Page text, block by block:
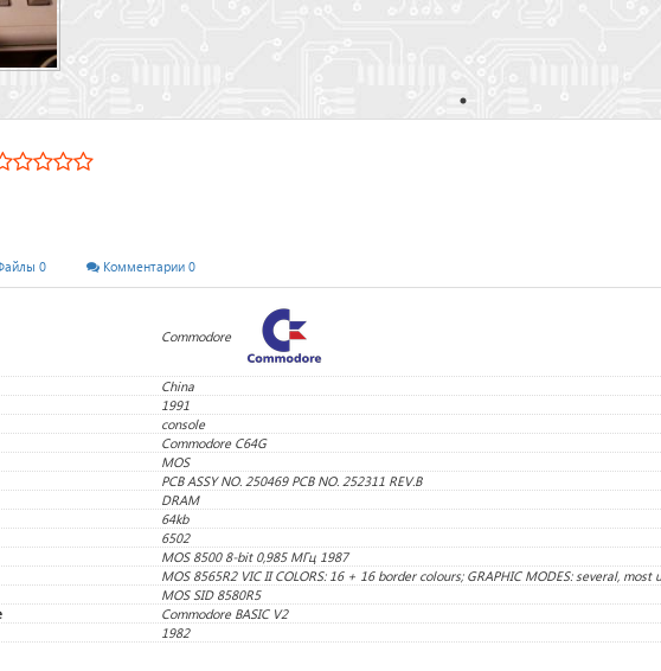
0 Комментарии 0
Commodore
China
1991
console
Commodore C64G
MOS
PCB ASSY NO. 250469 PCB NO. 252311 REV.B
DRAM
64kb
6502
MOS 8500 8-bit 0,985 МГц 1987
MOS 8565R2 VIC II COLORS: 16 + 16 border colours; GRAPHIC MODES: several, most
MOS SID 8580R5
Commodore BASIC V2
1982